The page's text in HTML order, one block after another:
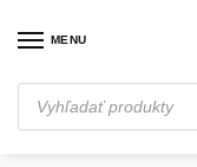
MENU
Products
search